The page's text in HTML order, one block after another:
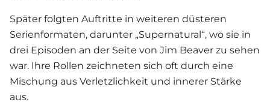
Später folgten Auftritte in weiteren düsteren
Serienformaten, darunter „Supernatural“, wo sie in
drei Episoden an der Seite von Jim Beaver zu sehen
war. Ihre Rollen zeichneten sich oft durch eine
Mischung aus Verletzlichkeit und innerer Stärke
aus.